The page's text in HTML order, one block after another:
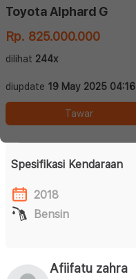
Toyota Alphard G
Rp. 825.000.000
dilihat 244x
diupdate 19 May 2025 04:16
Tawar
Spesifikasi Kendaraan
2018
Bensin
Afiifatu zahra